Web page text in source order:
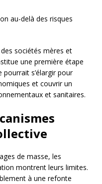
au-delà des risques
des sociétés mères et
une première étape
s’élargir pour
et couvrir un
et sanitaires.
de masse, les
montrent leurs limites.
à une refonte